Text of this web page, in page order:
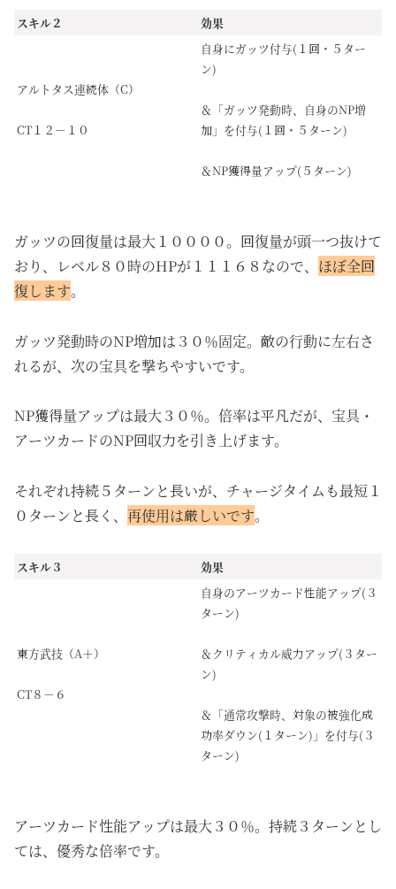
スキル２ 効果
アルトタス連続体（C）
CT１２－１０
自身にガッツ付与(１回・５ター
ン)
＆「ガッツ発動時、自身のNP増
加」を付与(１回・５ターン)
＆NP獲得量アップ(５ターン)
ガッツの回復量は最大１００００。回復量が頭一つ抜けて
おり、レベル８０時のHPが１１１６８なので、 ほぼ全回
復します。
ガッツ発動時のNP増加は３０％固定。敵の行動に左右さ
れるが、次の宝具を撃ちやすいです。
NP獲得量アップは最大３０％。倍率は平凡だが、宝具・
アーツカードのNP回収力を引き上げます。
それぞれ持続５ターンと長いが、チャージタイムも最短１
０ターンと長く、 再使用は厳しいです。
スキル３ 効果
東方武技（A＋）
CT８－６
自身のアーツカード性能アップ(３
ターン)
＆クリティカル威力アップ(３ター
ン)
＆「通常攻撃時、対象の被強化成
功率ダウン(１ターン)」を付与(３
ターン)
アーツカード性能アップは最大３０％。持続３ターンとし
ては、優秀な倍率です。